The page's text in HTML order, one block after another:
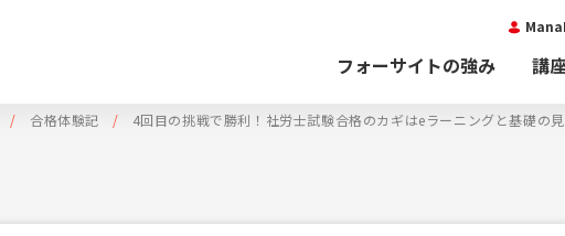
フォーサイトの強み 講
合格体験記 4回目の挑戦で勝利！社労士試験合格のカギはeラーニングと基礎の